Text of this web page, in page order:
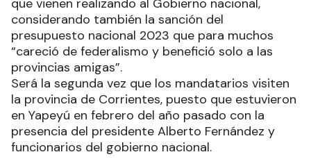
que vienen realizando al Gobierno nacional,
considerando también la sanción del
presupuesto nacional 2023 que para muchos
“careció de federalismo y benefició solo a las
provincias amigas”.
Será la segunda vez que los mandatarios visiten
la provincia de Corrientes, puesto que estuvieron
en Yapeyú en febrero del año pasado con la
presencia del presidente Alberto Fernández y
funcionarios del gobierno nacional.